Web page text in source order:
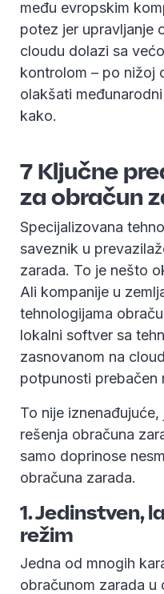
među evropskim
potez jer upravljanje
cloudu dolazi sa
kontrolom – po nižoj
olakšati
kako.
7 Ključne
za obračun
Specijalizovana
saveznik u
zarada. To je nešto
Ali kompanije u
tehnologijama
lokalni softver sa
zasnovanom na
potpunosti prebačen
To nije
rešenja obračuna
samo doprinose
obračuna zarada.
1. Jedinstven,
režim
Jedna od mnogih
obračunom zarada u